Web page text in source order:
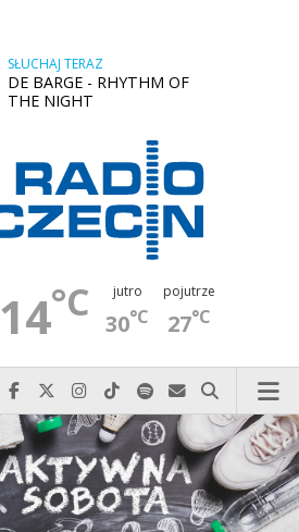
SŁUCHAJ TERAZ
DE BARGE - RHYTHM OF
THE NIGHT
14°C jutro
30°C
pojutrze
27°C
Najlepiej po prostu do nas zadzwoń
Odwiedź nas na Facebook-u
Odwiedź nas na X
Odwiedź nas na Instagram-ie
Odwiedź nas na TikTok-u
Szukaj nas na Spotify
Wyślij do nas
Szukaj